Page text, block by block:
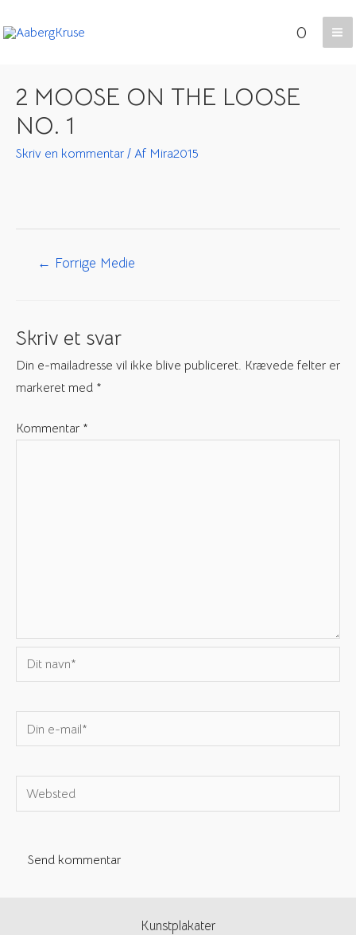
til
0
2 MOOSE ON THE LOOSE
NO. 1
Skriv en kommentar / Af Mira2015
Indlægsnavigation
← Forrige Medie
Skriv et svar
Din e-mailadresse vil ikke blive publiceret. Krævede felter er
markeret med *
Kommentar *
Dit
navn*
Din
e-
Websted
Kunstplakater